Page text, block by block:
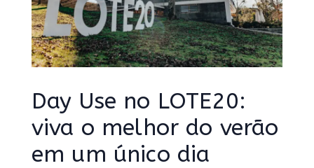
Day Use no LOTE20:
viva o melhor do verão
em um único dia